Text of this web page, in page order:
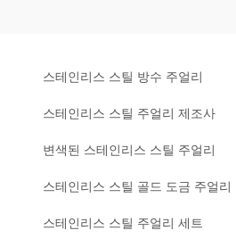
스테인리스 스틸 방수 주얼리
스테인리스 스틸 주얼리 제조사
변색된 스테인리스 스틸 주얼리
스테인리스 스틸 골드 도금 주얼리
스테인리스 스틸 주얼리 세트